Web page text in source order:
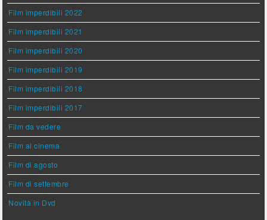
Film imperdibili 2022
Film imperdibili 2021
Film imperdibili 2020
Film imperdibili 2019
Film imperdibili 2018
Film imperdibili 2017
Film da vedere
Film al cinema
Film di agosto
Film di settembre
Novità in Dvd